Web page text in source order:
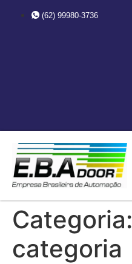
(62) 99980-3736
Categoria:
categoria